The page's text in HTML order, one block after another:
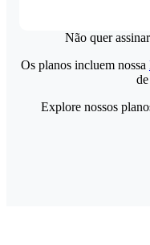
Não quer
Os planos incluem nossa
Explore nossos